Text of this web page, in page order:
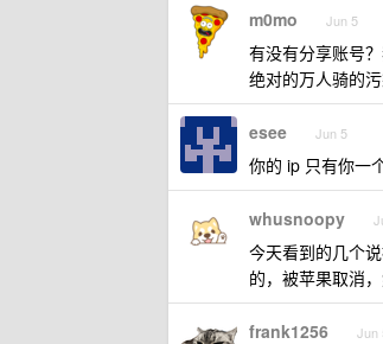
m0mo Jun 5
有没有分享账号
绝对的万人骑的
esee Jun 5
你的 ip 只有你一
whusnoopy
今天看到的几个
的，被苹果取消
frank1256 Jun